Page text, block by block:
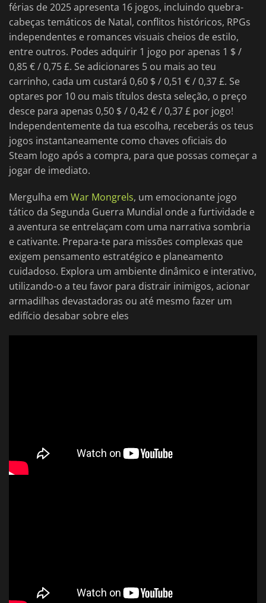
férias de 2025 apresenta 16 jogos, incluindo quebra-
cabeças temáticos de Natal, conflitos históricos, RPGs
independentes e romances visuais cheios de estilo,
entre outros. Podes adquirir 1 jogo por apenas 1 $ /
0,85 € / 0,75 £. Se adicionares 5 ou mais ao teu
carrinho, cada um custará 0,60 $ / 0,51 € / 0,37 £. Se
optares por 10 ou mais títulos desta seleção, o preço
desce para apenas 0,50 $ / 0,42 € / 0,37 £ por jogo!
Independentemente da tua escolha, receberás os teus
jogos instantaneamente como chaves oficiais do
Steam logo após a compra, para que possas começar a
jogar de imediato.
Mergulha em War Mongrels, um emocionante jogo
tático da Segunda Guerra Mundial onde a furtividade e
a aventura se entrelaçam com uma narrativa sombria
e cativante. Prepara-te para missões complexas que
exigem pensamento estratégico e planeamento
cuidadoso. Explora um ambiente dinâmico e interativo,
utilizando-o a teu favor para distrair inimigos, acionar
armadilhas devastadoras ou até mesmo fazer um
edifício desabar sobre eles